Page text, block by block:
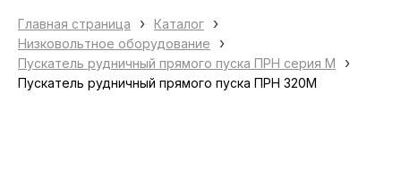
Главная страница › Каталог ›
Низковольтное оборудование ›
Пускатель рудничный прямого пуска ПРН серия М ›
Пускатель рудничный прямого пуска ПРН 320М